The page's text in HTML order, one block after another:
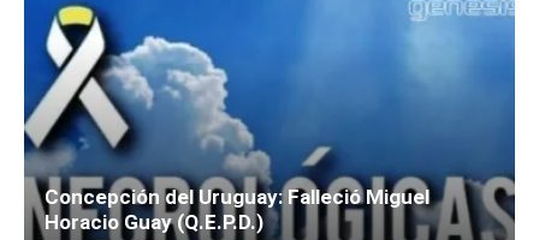
Concepción del Uruguay: Falleció Miguel
Horacio Guay (Q.E.P.D.)